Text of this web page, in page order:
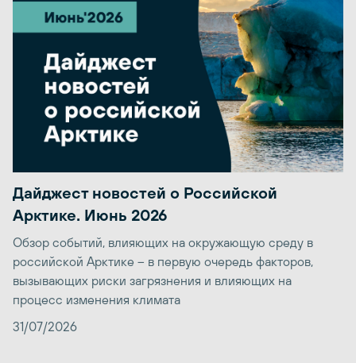
Дайджест новостей о Российской
Арктике. Июнь 2026
Обзор событий, влияющих на окружающую среду в
российской Арктике – в первую очередь факторов,
вызывающих риски загрязнения и влияющих на
процесс изменения климата
31/07/2026